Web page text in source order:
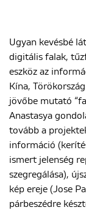
Ugyan kevésbé
digitális falak,
eszköz az
Kína,
jövőbe mutató
Anastasya
tovább a
információ
ismert jelenség
szegregálása),
kép ereje (Jose
párbeszédre